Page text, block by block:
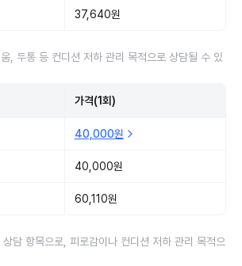
37,640원
, 두통 등 컨디션 저하 관리 목적으로 상담될 수 있
가격(1회)
40,000원
40,000원
60,110원
담 항목으로, 피로감이나 컨디션 저하 관리 목적으